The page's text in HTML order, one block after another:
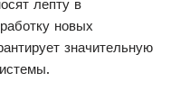
лепту в
новых
значительную